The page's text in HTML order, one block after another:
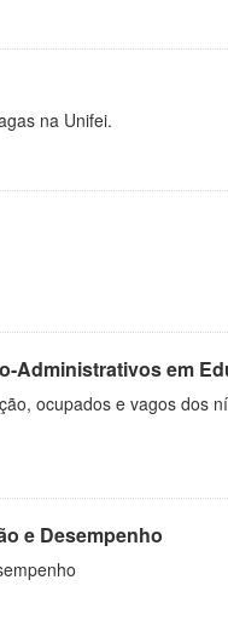
na Unifei.
Administrativos em
ocupados e vagos dos
e Desempenho